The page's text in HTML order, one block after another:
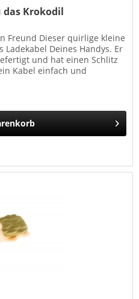
das Krokodil
Freund Dieser quirlige kleine
Deines Handys. Er
und hat einen Schlitz
Kabel einfach und